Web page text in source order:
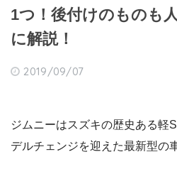
1つ！後付けのものも
に解説！
2019/09/07
ジムニーはスズキの歴史ある軽
デルチェンジを迎えた最新型の